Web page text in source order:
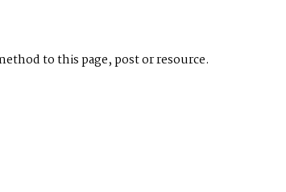
to this page, post or resource.